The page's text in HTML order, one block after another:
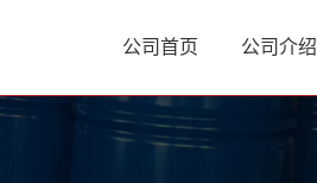
公司首页 公司介绍